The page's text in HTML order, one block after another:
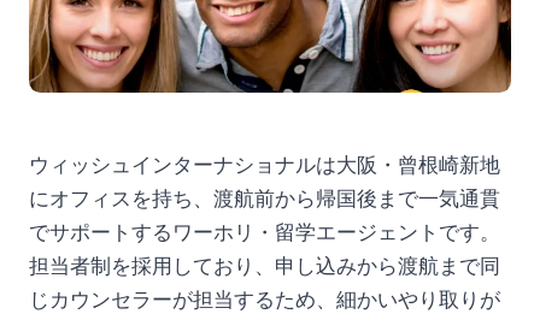
ウィッシュインターナショナルは大阪・曾根崎新地
にオフィスを持ち、渡航前から帰国後まで一気通貫
でサポートするワーホリ・留学エージェントです。
担当者制を採用しており、申し込みから渡航まで同
じカウンセラーが担当するため、細かいやり取りが